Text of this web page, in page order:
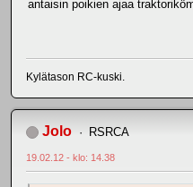
antaisin poikien ajaa
Kylätason RC-kuski.
Jolo RSRCA
19.02.12 - klo: 14.38